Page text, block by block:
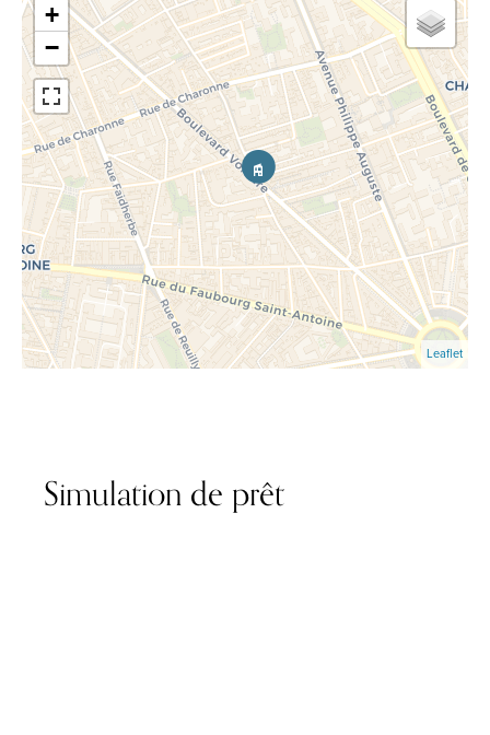
+
−
Leaflet
Simulation de prêt